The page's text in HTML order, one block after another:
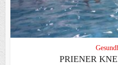
PRIENER